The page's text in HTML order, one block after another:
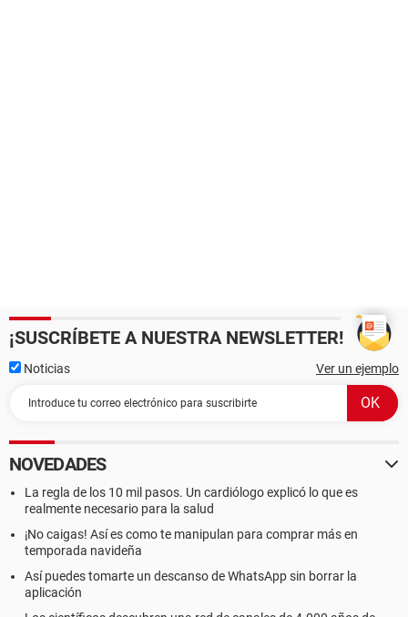
¡SUSCRÍBETE A NUESTRA NEWSLETTER!
Noticias Ver un ejemplo
NOVEDADES
La regla de los 10 mil pasos. Un cardiólogo explicó lo que es
realmente necesario para la salud
¡No caigas! Así es como te manipulan para comprar más en
temporada navideña
Así puedes tomarte un descanso de WhatsApp sin borrar la
aplicación